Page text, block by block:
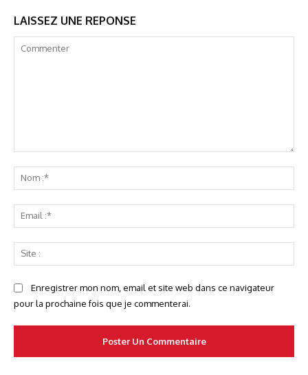
LAISSEZ UNE REPONSE
:*
:*
:
Enregistrer mon nom, email et site web dans ce navigateur
pour la prochaine fois que je commenterai.